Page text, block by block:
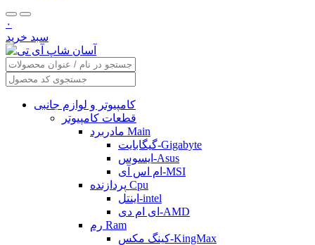
۰
سبد خرید
کامپیوتر و لوازم جانبی
قطعات کامپیوتر
مادربرد Main
گیگابایت-Gigabyte
ایسوس-Asus
ام اس آی-MSI
پردازنده Cpu
اینتل-intel
ای ام دی-AMD
رم Ram
کینگ مکس-KingMax